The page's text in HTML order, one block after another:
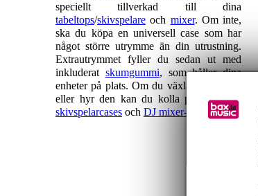
speciellt tillverkad till dina
tabeltops/skivspelare och mixer. Om inte,
ska du köpa en universell case som har
något större utrymme än din utrustning.
Extrautrymmet fyller du sedan ut med
inkluderat skumgummi, som håller dina
enheter på plats. Om du växlar utrustning
eller hyr den kan du kolla på våra lösa
skivspelarcases och DJ mixer-flightcases.